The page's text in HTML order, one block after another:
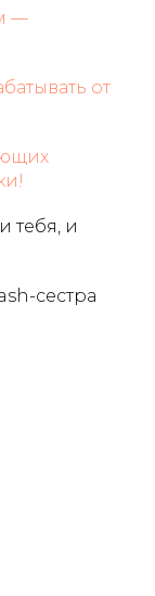
—
от
тебя, и
сестра